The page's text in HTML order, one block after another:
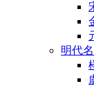
明代